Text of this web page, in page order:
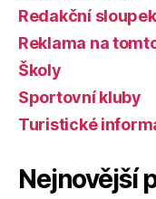
Redakční sloupek
Reklama na
Školy
Sportovní kluby
Turistické
Nejnovější